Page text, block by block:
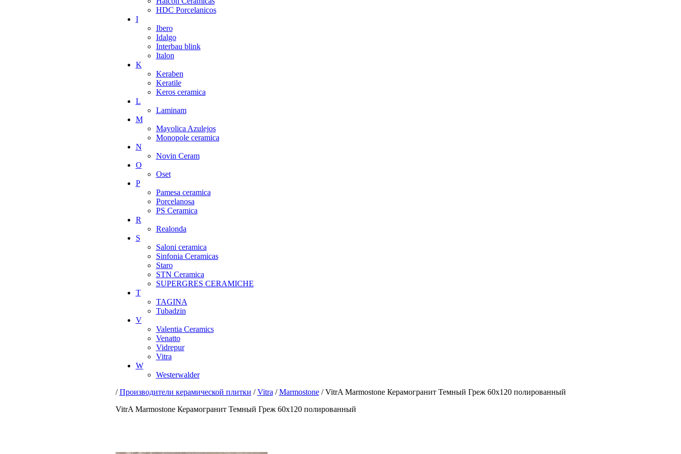
HDC Porcelanicos
I
Ibero
Idalgo
Interbau blink
Italon
K
Keraben
Keratile
Keros ceramica
L
Laminam
M
Mayolica Azulejos
Monopole ceramica
N
Novin Ceram
O
Oset
P
Pamesa ceramica
Porcelanosa
PS Ceramica
R
Realonda
S
Saloni ceramica
Sinfonia Ceramicas
Staro
STN Ceramica
SUPERGRES CERAMICHE
T
TAGINA
Tubadzin
V
Valentia Ceramics
Venatto
Vidrepur
Vitra
W
Westerwalder
/Производители керамической плитки /Vitra /Marmostone/ VitrA Marmostone Керамогранит Темный Греж 60x120 полированный
VitrA Marmostone Керамогранит Темный Греж 60x120 полированный